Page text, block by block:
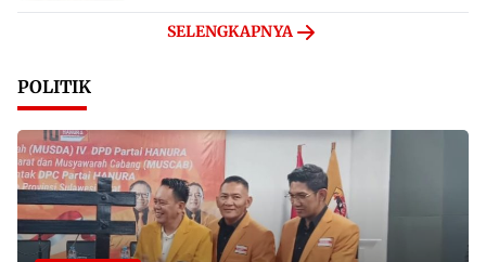
SELENGKAPNYA
POLITIK